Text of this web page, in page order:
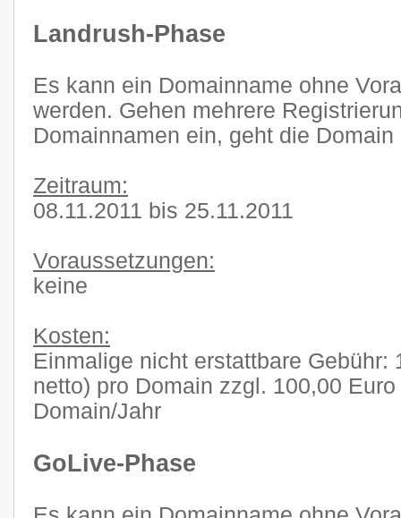
Landrush-Phase
Es kann ein Domainname ohne
werden. Gehen mehrere
Domainnamen ein, geht die
Zeitraum:
08.11.2011 bis 25.11.2011
Voraussetzungen:
keine
Kosten:
Einmalige nicht erstattbare Gebühr:
netto) pro Domain zzgl. 100,00
Domain/Jahr
GoLive-Phase